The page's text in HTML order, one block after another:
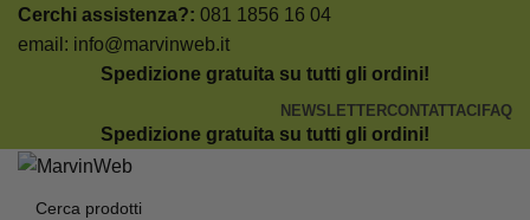
Cerchi assistenza?: 081 1856 16 04
email: info@marvinweb.it
Spedizione gratuita su tutti gli ordini!
NEWSLETTERCONTATTACIFAQ
Spedizione gratuita su tutti gli ordini!